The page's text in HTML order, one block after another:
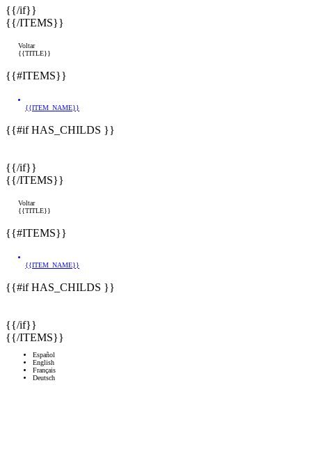
{{/if}}
{{/ITEMS}}
Voltar
{{TITLE}}
{{#ITEMS}}
{{ITEM_NAME}}
{{#if HAS_CHILDS }}
{{/if}}
{{/ITEMS}}
Voltar
{{TITLE}}
{{#ITEMS}}
{{ITEM_NAME}}
{{#if HAS_CHILDS }}
{{/if}}
{{/ITEMS}}
Español
English
Français
Deutsch